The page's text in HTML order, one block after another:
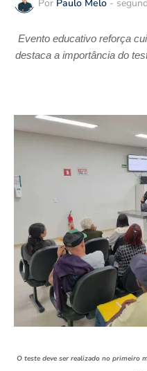
Por Paulo Melo -
Evento educativo reforça
destaca a importância do
O teste deve ser realizado no primeiro